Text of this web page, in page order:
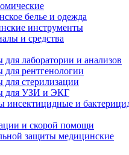
белье и одежда
инструменты
и средства
лаборатории и анализов
для рентгенологии
для стерилизации
для УЗИ и ЭКГ
инсектицидные и
и скорой помощи
защиты медицинские